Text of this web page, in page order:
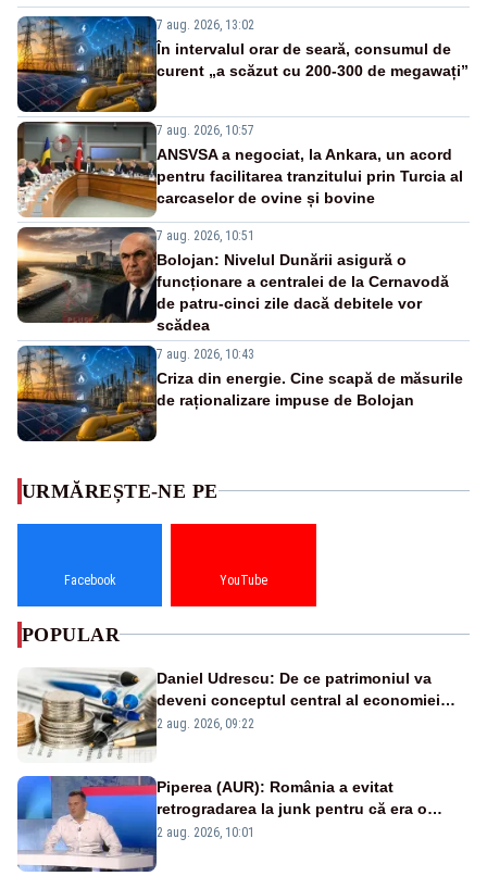
7 aug. 2026, 13:02
În intervalul orar de seară, consumul de
curent „a scăzut cu 200-300 de megawați”
7 aug. 2026, 10:57
ANSVSA a negociat, la Ankara, un acord
pentru facilitarea tranzitului prin Turcia al
carcaselor de ovine și bovine
7 aug. 2026, 10:51
Bolojan: Nivelul Dunării asigură o
funcționare a centralei de la Cernavodă
de patru-cinci zile dacă debitele vor
scădea
7 aug. 2026, 10:43
Criza din energie. Cine scapă de măsurile
de raționalizare impuse de Bolojan
URMĂREȘTE-NE PE
Facebook YouTube
POPULAR
Daniel Udrescu: De ce patrimoniul va
deveni conceptul central al economiei
viitoare?
2 aug. 2026, 09:22
Piperea (AUR): România a evitat
retrogradarea la junk pentru că era o
catastrofă pentru bănci și fondurile de
2 aug. 2026, 10:01